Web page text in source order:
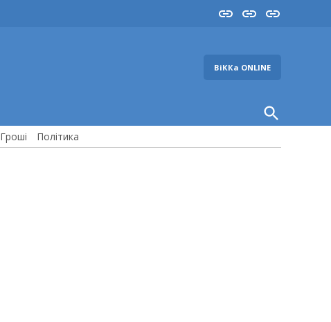
InstaYouTube
FB
ВіККа ONLINE
Open
Search
Гроші Політика